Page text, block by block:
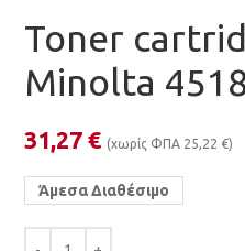
Toner
Minolta
31,27 € (χωρίς ΦΠΑ 25,22 €)
Άμεσα Διαθέσιμο